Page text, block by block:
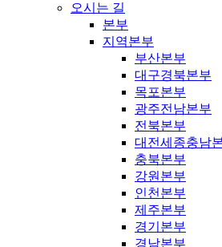
오시는 길
본부
지역본부
부산본부
대구경북본부
목포본부
광주전남본부
전북본부
대전세종충남
충북본부
강원본부
인천본부
제주본부
경기본부
경남본부